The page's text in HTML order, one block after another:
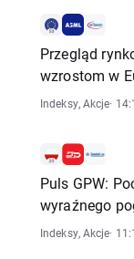
Przegląd
wzrostom w
Indeksy,Akcje·
Puls GPW:
wyraźnego
Indeksy,Akcje·